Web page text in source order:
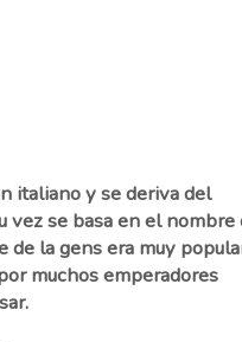
italiano y se deriva del
vez se basa en el nombre
de la gens era muy
muchos emperadores